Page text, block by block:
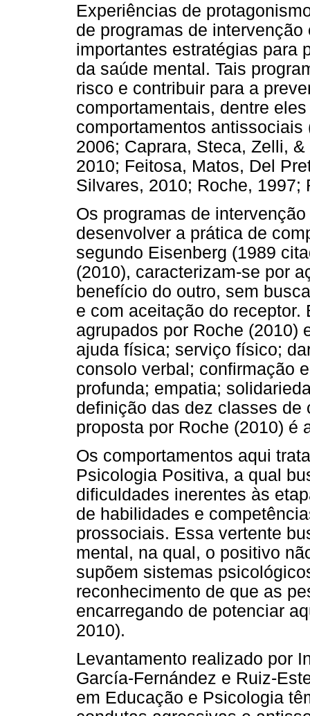
Experiências de
de programas de
importantes estratégias para
da saúde mental. Tais
risco e contribuir para a
comportamentais, dentre
comportamentos
2006; Caprara, Steca, Zelli,
2010; Feitosa, Matos, Del
Silvares, 2010; Roche, 1997;
Os programas de
desenvolver a prática de
segundo Eisenberg (1989
(2010), caracterizam-se por
benefício do outro, sem
e com aceitação do
agrupados por Roche (2010)
ajuda física; serviço físico;
consolo verbal; confirmação
profunda; empatia;
definição das dez classes
proposta por Roche (2010) é
Os comportamentos aqui
Psicologia Positiva, a qual
dificuldades inerentes às
de habilidades e
prossociais. Essa vertente
mental, na qual, o positivo
supõem sistemas
reconhecimento de que as
encarregando de potenciar
2010).
Levantamento realizado por
García-Fernández e Ruiz-
em Educação e Psicologia